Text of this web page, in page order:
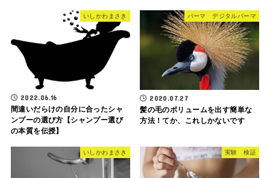
いしかわまさき
2022.06.16
間違いだらけの自分に合ったシャ
ンプーの選び方【シャンプー選び
の本質を伝授】
パーマ デジタルパーマ
2020.07.27
髪の毛のボリュームを出す簡単な
方法！てか、これしかないです
いしかわまさき 実験 検証